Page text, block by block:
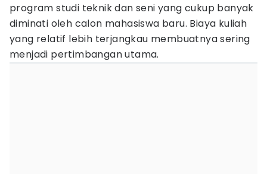
program studi teknik dan seni yang cukup banyak
diminati oleh calon mahasiswa baru. Biaya kuliah
yang relatif lebih terjangkau membuatnya sering
menjadi pertimbangan utama.